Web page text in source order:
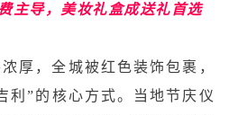
主导，美妆礼盒成送礼首选
厚，全城被红色装饰包裹，
利”的核心方式。当地节庆仪